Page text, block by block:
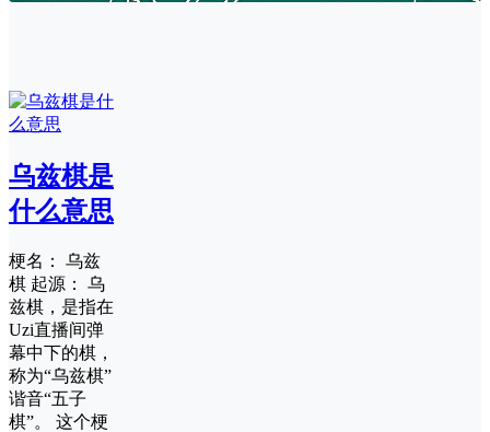
乌兹棋是
什么意思
梗名： 乌兹
棋 起源： 乌
兹棋，是指在
Uzi直播间弹
幕中下的棋，
称为“乌兹棋”
谐音“五子
棋”。 这个梗